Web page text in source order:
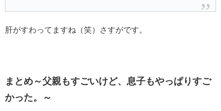
肝がすわってますね（笑）さすがです。
まとめ～父親もすごいけど、息子もやっぱりすご
かった。～